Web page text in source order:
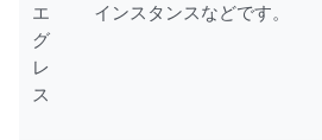
エ
グ
レ
ス
インスタンスなどです。